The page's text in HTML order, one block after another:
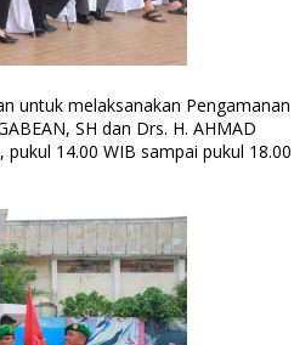
untuk melaksanakan Pengamanan
SH dan Drs. H. AHMAD
pukul 14.00 WIB sampai pukul 18.00